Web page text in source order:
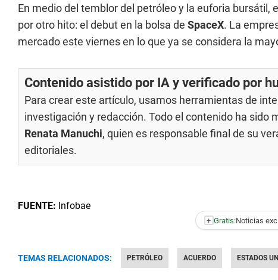
En medio del temblor del petróleo y la euforia
por otro hito: el debut en la bolsa de SpaceX. La
mercado este viernes en lo que ya se considera la
Contenido asistido por IA y verificado por
Para crear este artículo, usamos herramientas de
investigación y redacción. Todo el contenido ha
Renata Manuchi, quien es responsable final de su
editoriales.
FUENTE: Infobae
+ Gratis:Noticias
TEMAS RELACIONADOS: PETRÓLEO ACUERDO ESTADOS